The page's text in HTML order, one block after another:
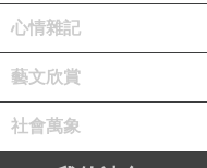
心情雜記
藝文欣賞
社會萬象